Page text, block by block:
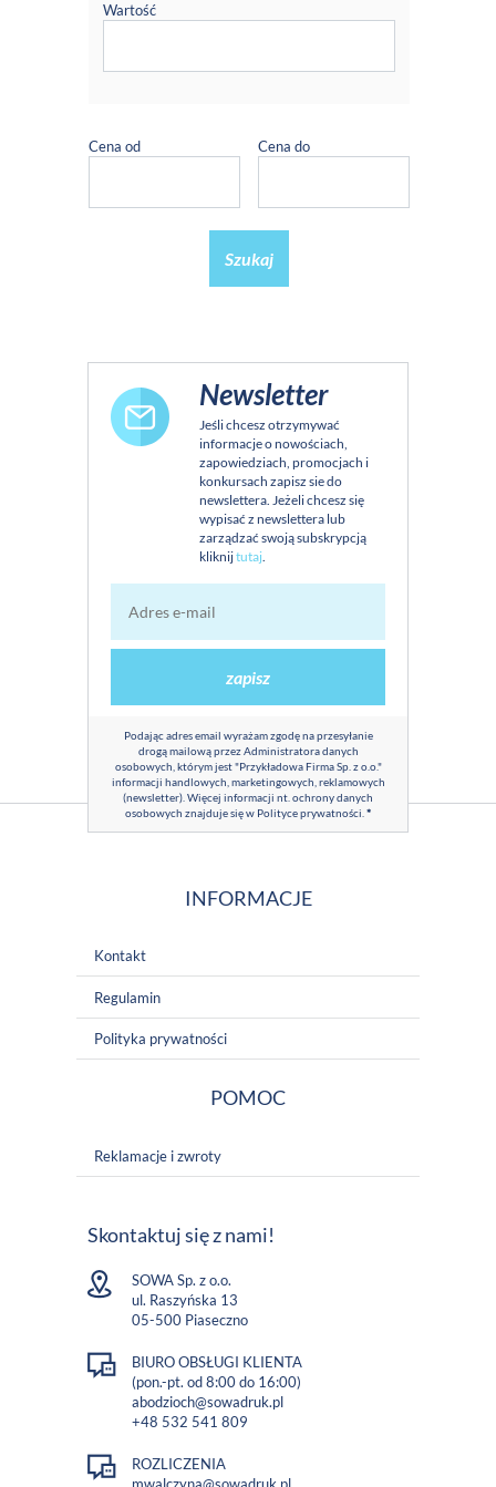
Wartość
Cena od Cena do
Szukaj
Newsletter
Jeśli chcesz otrzymywać
informacje o nowościach,
zapowiedziach, promocjach i
konkursach zapisz sie do
newslettera. Jeżeli chcesz się
wypisać z newslettera lub
zarządzać swoją subskrypcją
kliknijtutaj.
zapisz
Podając adres email wyrażam zgodę na przesyłanie
drogą mailową przez Administratora danych
osobowych, którym jest "Przykładowa Firma Sp. z o.o."
informacji handlowych, marketingowych, reklamowych
(newsletter). Więcej informacji nt. ochrony danych
osobowych znajduje się w Polityce prywatności *
INFORMACJE
Kontakt
Regulamin
Polityka prywatności
POMOC
Reklamacje i zwroty
Skontaktuj się z nami!
SOWA Sp. z o.o.
ul. Raszyńska 13
05-500 Piaseczno
BIURO OBSŁUGI KLIENTA
(pon.-pt. od 8:00 do 16:00)
abodzioch@sowadruk.pl
+48 532 541 809
ROZLICZENIA